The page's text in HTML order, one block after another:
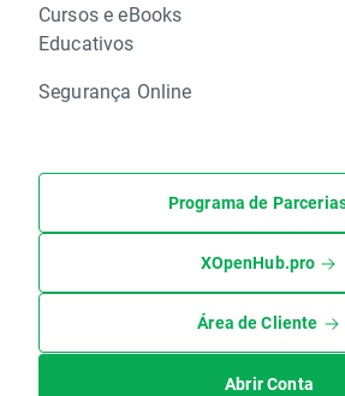
Cursos e eBooks
Educativos
Segurança Online
Programa de
XOpenHub.pro
Área de Cliente
Abrir Conta